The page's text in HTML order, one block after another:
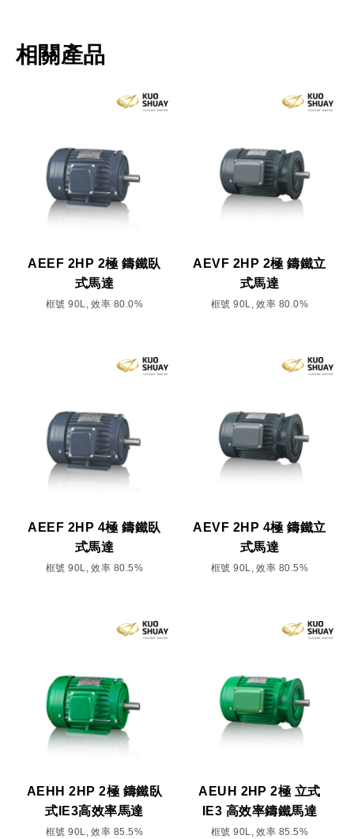
相關產品
AEEF 2HP 2極 鑄鐵臥
式馬達
框號 90L, 效率 80.0%
AEVF 2HP 2極 鑄鐵立
式馬達
框號 90L, 效率 80.0%
AEEF 2HP 4極 鑄鐵臥
式馬達
框號 90L, 效率 80.5%
AEVF 2HP 4極 鑄鐵立
式馬達
框號 90L, 效率 80.5%
AEHH 2HP 2極 鑄鐵臥
式IE3高效率馬達
框號 90L, 效率 85.5%
AEUH 2HP 2極 立式
IE3 高效率鑄鐵馬達
框號 90L, 效率 85.5%